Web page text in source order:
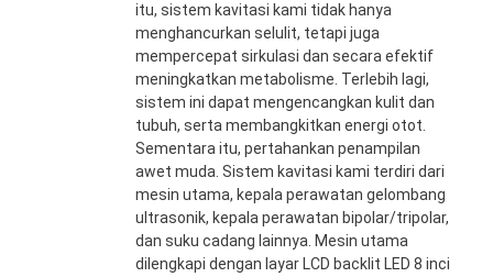
itu, sistem kavitasi kami tidak hanya
menghancurkan selulit, tetapi juga
mempercepat sirkulasi dan secara efektif
meningkatkan metabolisme. Terlebih lagi,
sistem ini dapat mengencangkan kulit dan
tubuh, serta membangkitkan energi otot.
Sementara itu, pertahankan penampilan
awet muda. Sistem kavitasi kami terdiri dari
mesin utama, kepala perawatan gelombang
ultrasonik, kepala perawatan bipolar/tripolar,
dan suku cadang lainnya. Mesin utama
dilengkapi dengan layar LCD backlit LED 8 inci